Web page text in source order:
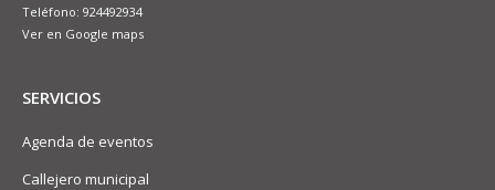
Teléfono: 924492934
Ver en Google maps
SERVICIOS
Agenda de eventos
Callejero municipal